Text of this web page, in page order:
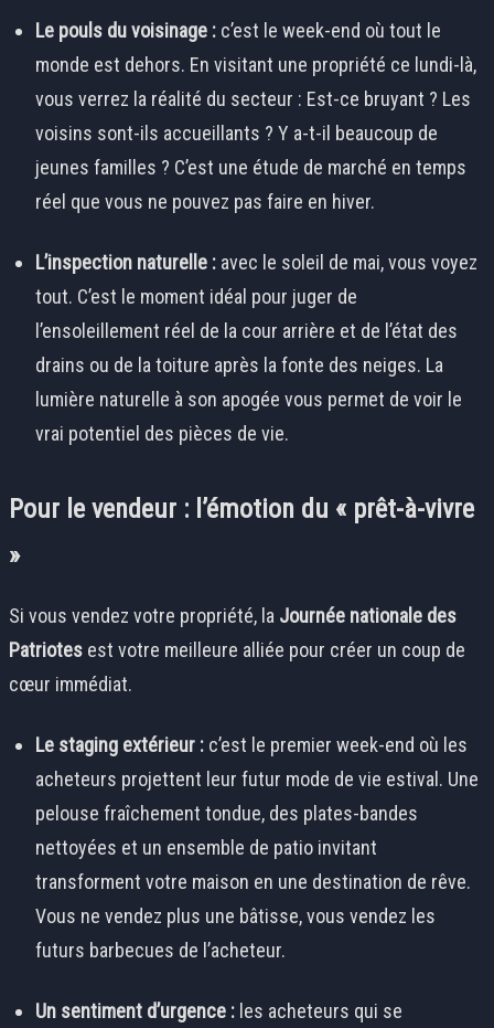
Le pouls du voisinage : c’est le week-end où tout le
monde est dehors. En visitant une propriété ce lundi-là,
vous verrez la réalité du secteur : Est-ce bruyant ? Les
voisins sont-ils accueillants ? Y a-t-il beaucoup de
jeunes familles ? C’est une étude de marché en temps
réel que vous ne pouvez pas faire en hiver.
L’inspection naturelle : avec le soleil de mai, vous voyez
tout. C’est le moment idéal pour juger de
l’ensoleillement réel de la cour arrière et de l’état des
drains ou de la toiture après la fonte des neiges. La
lumière naturelle à son apogée vous permet de voir le
vrai potentiel des pièces de vie.
Pour le vendeur : l’émotion du « prêt-à-vivre
»
Si vous vendez votre propriété, la Journée nationale des
Patriotes est votre meilleure alliée pour créer un coup de
cœur immédiat.
Le staging extérieur : c’est le premier week-end où les
acheteurs projettent leur futur mode de vie estival. Une
pelouse fraîchement tondue, des plates-bandes
nettoyées et un ensemble de patio invitant
transforment votre maison en une destination de rêve.
Vous ne vendez plus une bâtisse, vous vendez les
futurs barbecues de l’acheteur.
Un sentiment d’urgence : les acheteurs qui se